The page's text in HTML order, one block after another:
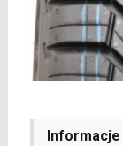
Informacje